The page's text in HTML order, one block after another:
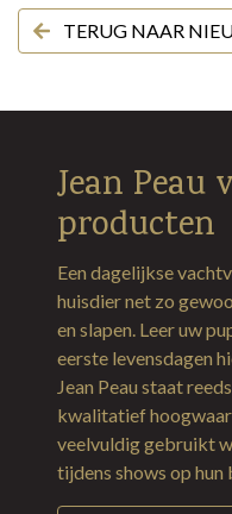
TERUG NAAR
Jean Peau
producten
Een dagelijkse
huisdier net zo
en slapen. Leer uw
eerste levensdagen
Jean Peau staat
kwalitatief
veelvuldig gebruikt
tijdens shows op